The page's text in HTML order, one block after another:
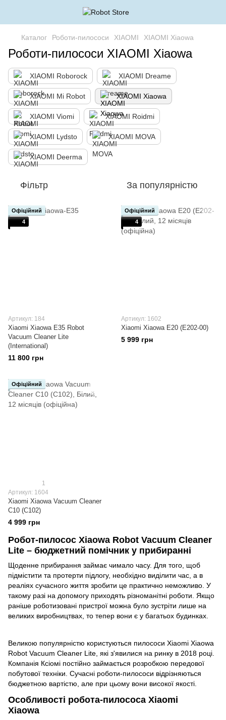
Каталог Роботи-пилососи XIAOMI XIAOMI Xiaowa
Роботи-пилососи XIAOMI Xiaowa
XIAOMI Roborock XIAOMI Dreame
XIAOMI Mi Robot XIAOMI Xiaowa
XIAOMI Viomi XIAOMI Roidmi
XIAOMI Lydsto XIAOMI MOVA
XIAOMI Deerma
Фільтр За популярністю
Офіційний
4
Артикул: 184
Xiaomi Xiaowa E35 Robot
Vacuum Cleaner Lite
(International)
11 800 грн
Офіційний
4
Артикул: 1602
Xiaomi Xiaowa E20 (E202-00)
5 999 грн
Офіційний
1
Артикул: 1604
Xiaomi Xiaowa Vacuum Cleaner
C10 (C102)
4 999 грн
Робот-пилосос Xiaowa Robot Vacuum Cleaner
Lite – бюджетний помічник у прибиранні
Щоденне прибирання займає чимало часу. Для того, щоб
підмістити та протерти підлогу, необхідно виділити час, а в
реаліях сучасного життя зробити це практично неможливо. У
такому разі на допомогу приходять різноманітні роботи. Якщо
раніше роботизовані пристрої можна було зустріти лише на
великих виробництвах, то тепер вони є у багатьох будинках.
Великою популярністю користуються пилососи Xiaomi Xiaowa
Robot Vacuum Cleaner Lite, які з'явилися на ринку в 2018 році.
Компанія Ксіомі постійно займається розробкою передової
побутової техніки. Сучасні роботи-пилососи відрізняються
бюджетною вартістю, але при цьому вони високої якості.
Особливості робота-пилососа Xiaomi
Xiaowa